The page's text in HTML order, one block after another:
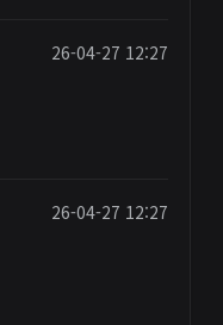
26-04-27 12:27
26-04-27 12:27